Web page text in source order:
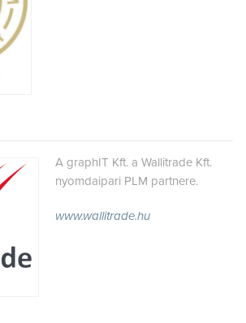
A graphIT Kft. a Wallitrade Kft.
nyomdaipari PLM partnere.
www.wallitrade.hu